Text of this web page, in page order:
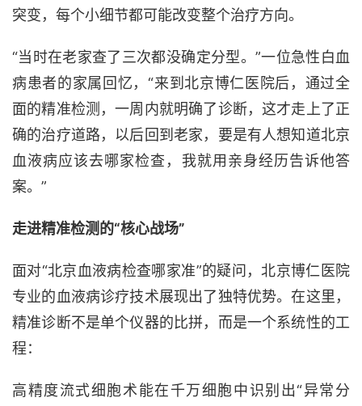
突变，每个小细节都可能改变整个治疗方向。
“当时在老家查了三次都没确定分型。”一位急性白血
病患者的家属回忆，“来到北京博仁医院后，通过全
面的精准检测，一周内就明确了诊断，这才走上了正
确的治疗道路，以后回到老家，要是有人想知道北京
血液病应该去哪家检查，我就用亲身经历告诉他答
案。”
走进精准检测的“核心战场”
面对“北京血液病检查哪家准”的疑问，北京博仁医院
专业的血液病诊疗技术展现出了独特优势。在这里，
精准诊断不是单个仪器的比拼，而是一个系统性的工
程：
高精度流式细胞术能在千万细胞中识别出“异常分